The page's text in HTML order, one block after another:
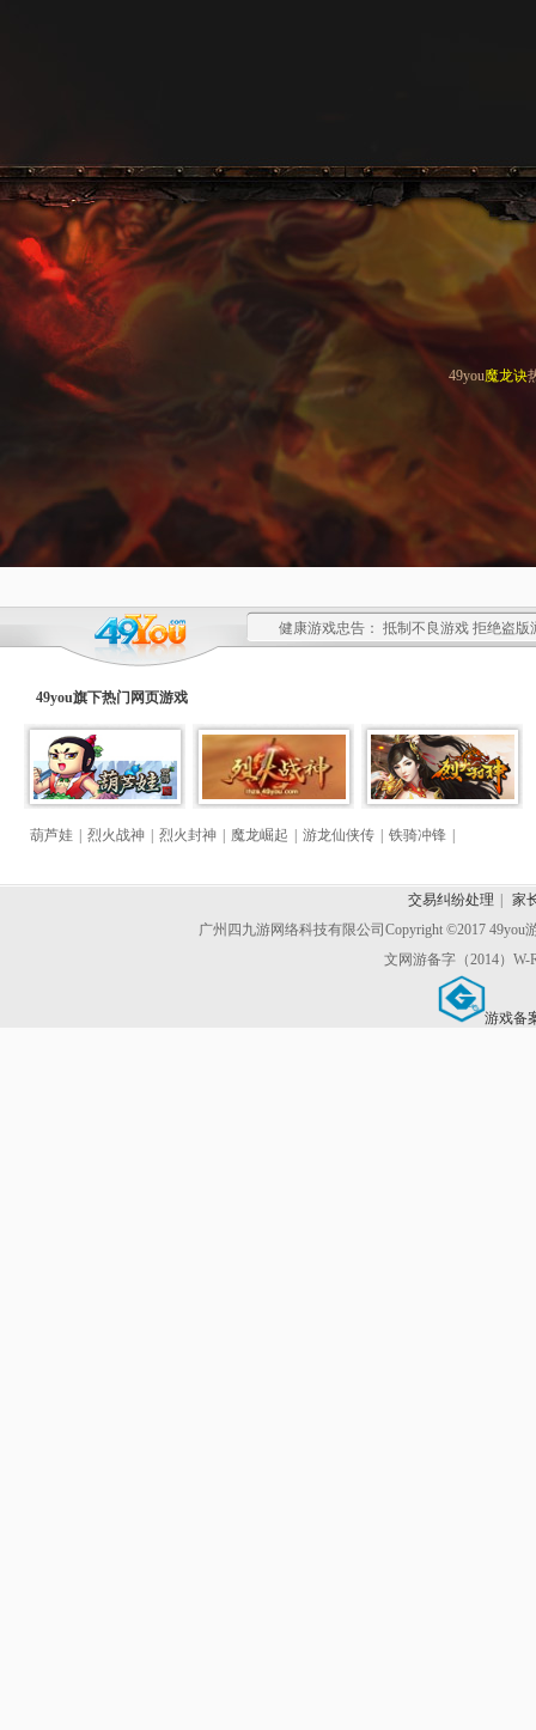
49you魔龙诀
健康游戏忠告： 抵制不良游戏 拒绝盗
49you旗下热门 网页游戏
葫芦娃 烈火战神 烈火封神 魔龙崛起 游龙仙侠传 铁骑冲锋
交易纠纷处理
家
广州四九游网络科技有限公司Copyright ©2017 49you
文网游备字（2014）W-
游戏备